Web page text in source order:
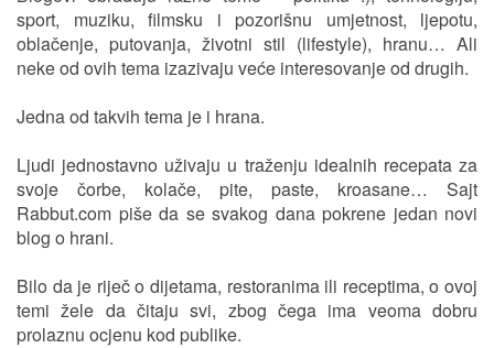
sport, muziku, filmsku i pozorišnu umjetnost, ljepotu,
oblačenje, putovanja, životni stil (lifestyle), hranu… Ali
neke od ovih tema izazivaju veće interesovanje od drugih.
Jedna od takvih tema je i hrana.
Ljudi jednostavno uživaju u traženju idealnih recepata za
svoje čorbe, kolače, pite, paste, kroasane… Sajt
Rabbut.com piše da se svakog dana pokrene jedan novi
blog o hrani.
Bilo da je riječ o dijetama, restoranima ili receptima, o ovoj
temi žele da čitaju svi, zbog čega ima veoma dobru
prolaznu ocjenu kod publike.